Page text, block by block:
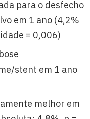
para o desfecho
em 1 ano (4,2%
= 0,006)
stent em 1 ano
melhor em